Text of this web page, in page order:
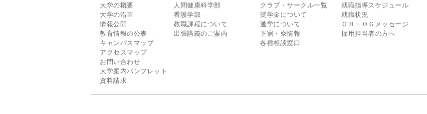
大学の概要
大学の沿革
情報公開
教育情報の公表
キャンパスマップ
アクセスマップ
お問い合わせ
大学案内パンフレット
資料請求
人間健康科学部
看護学部
教職課程について
出張講義のご案内
クラブ・サークル一覧
奨学金について
通学について
下宿・寮情報
各種相談窓口
就職指導スケジュール
就職状況
ＯＢ・ＯＧメッセージ
採用担当者の方へ